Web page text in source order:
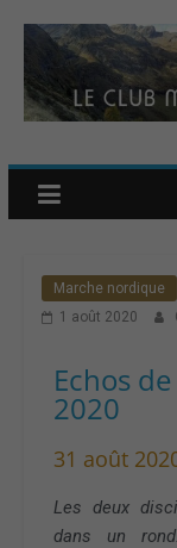
Marche nordique
1 août 2020
Echos
2020
31 août
Les deux
dans un